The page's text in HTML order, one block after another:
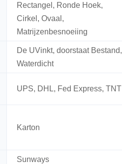
Rectangel, Ronde Hoek,
Cirkel, Ovaal,
Matrijzenbesnoeiing
De UVinkt, doorstaat Bestand,
Waterdicht
UPS, DHL, Fed Express, TNT
Karton
Sunways